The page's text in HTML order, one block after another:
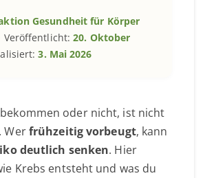
Gesundheit für Körper
Veröffentlicht:20. Oktober
3. Mai 2026
oder nicht, ist nicht
Werfrühzeitig vorbeugt, kann
deutlich senken. Hier
Krebs entsteht und was du